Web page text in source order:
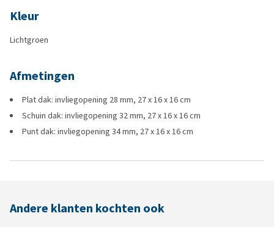
Kleur
Lichtgroen
Afmetingen
Plat dak: invliegopening 28 mm, 27 x 16 x 16 cm
Schuin dak: invliegopening 32 mm, 27 x 16 x 16 cm
Punt dak: invliegopening 34 mm, 27 x 16 x 16 cm
Andere klanten kochten ook